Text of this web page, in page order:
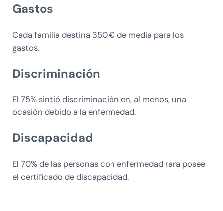
Gastos
Cada familia destina 350 € de media para los
gastos.
Discriminación
El 75% sintió discriminación en, al menos, una
ocasión debido a la enfermedad.
Discapacidad
El 70% de las personas con enfermedad rara posee
el certificado de discapacidad.